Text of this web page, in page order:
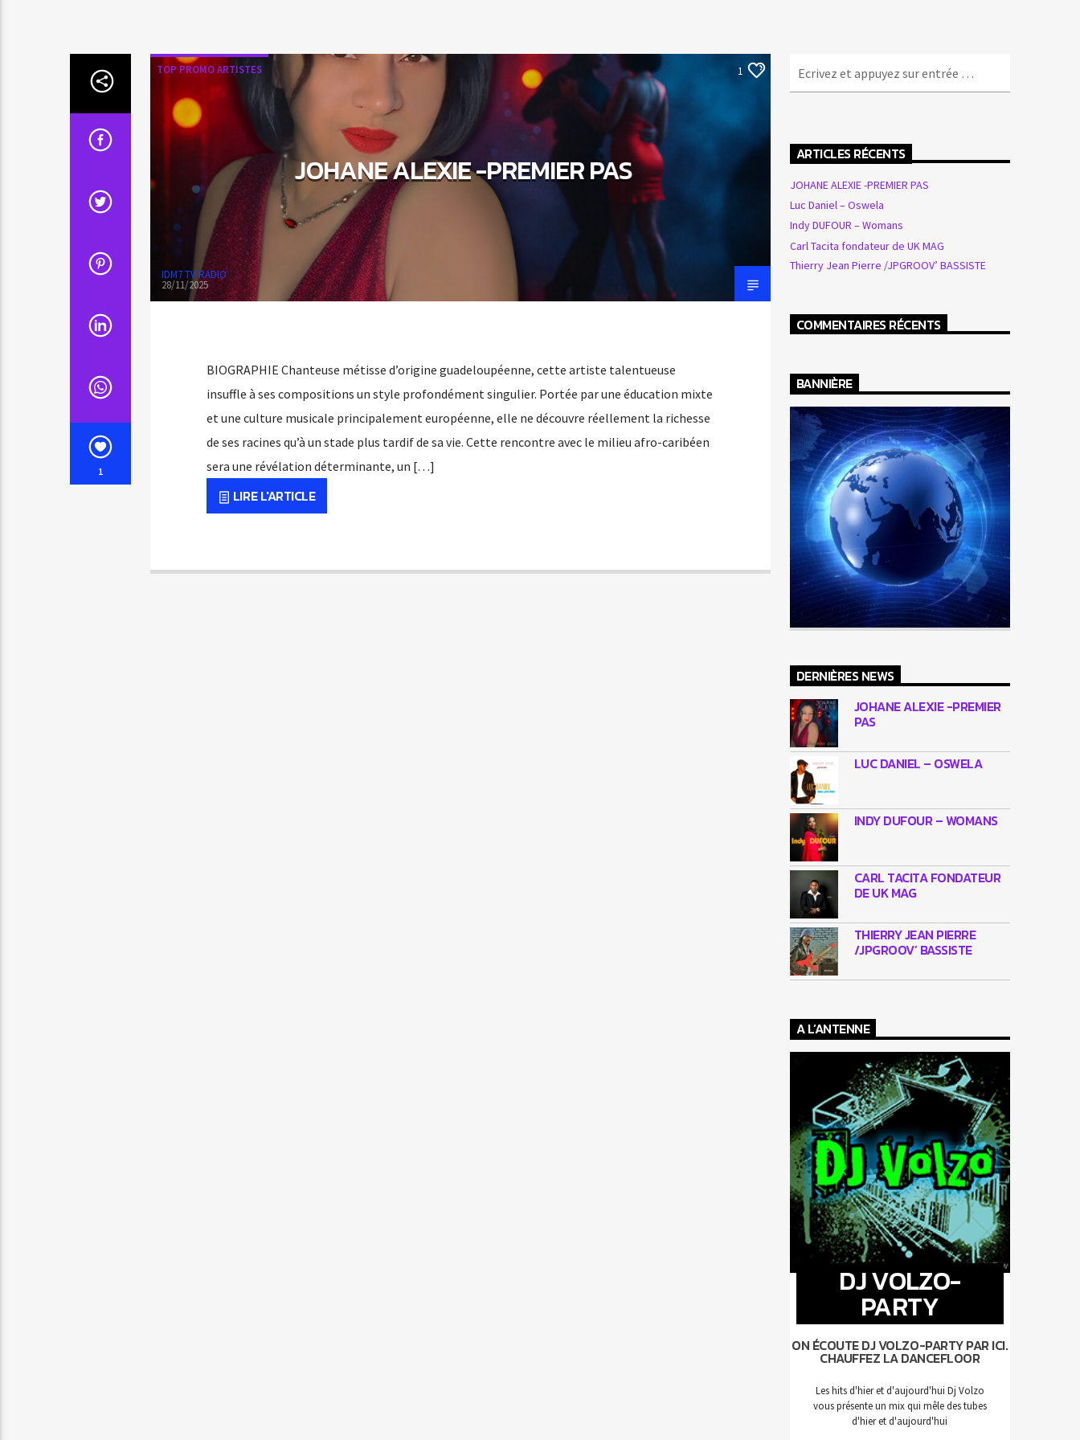
1
TOP PROMO ARTISTES 1
JOHANE ALEXIE -PREMIER PAS
IDM7 TV RADIO
28/11/2025
BIOGRAPHIE Chanteuse métisse d’origine guadeloupéenne, cette artiste talentueuse
insuffle à ses compositions un style profondément singulier. Portée par une éducation mixte
et une culture musicale principalement européenne, elle ne découvre réellement la richesse
de ses racines qu’à un stade plus tardif de sa vie. Cette rencontre avec le milieu afro-caribéen
sera une révélation déterminante, un […]
LIRE L'ARTICLE
ARTICLES RÉCENTS
JOHANE ALEXIE -PREMIER PAS
Luc Daniel – Oswela
Indy DUFOUR – Womans
Carl Tacita fondateur de UK MAG
Thierry Jean Pierre /JPGROOV’ BASSISTE
COMMENTAIRES RÉCENTS
BANNIÈRE
DERNIÈRES NEWS
JOHANE ALEXIE -PREMIER
PAS
LUC DANIEL – OSWELA
INDY DUFOUR – WOMANS
CARL TACITA FONDATEUR
DE UK MAG
THIERRY JEAN PIERRE
/JPGROOV’ BASSISTE
A L’ANTENNE
DJ VOLZO-
PARTY
ON ÉCOUTE DJ VOLZO-PARTY PAR ICI.
CHAUFFEZ LA DANCEFLOOR
Les hits d'hier et d'aujourd'hui Dj Volzo
vous présente un mix qui mêle des tubes
d'hier et d'aujourd'hui